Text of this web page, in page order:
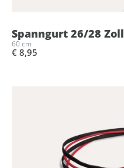
Spanngurt 26/28 Zoll
60 cm
€ 8,95